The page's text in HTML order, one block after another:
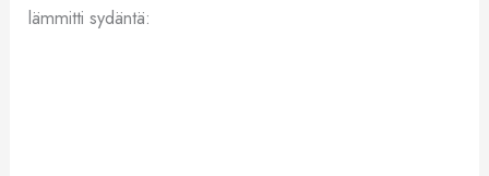
lämmitti sydäntä: